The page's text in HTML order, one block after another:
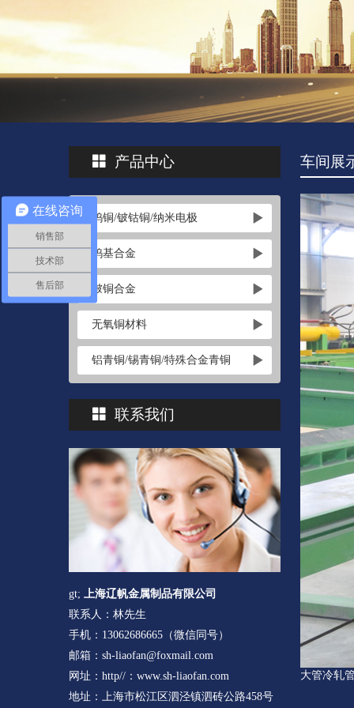
产品中心
钨铜/铍钴铜/纳米电极
钨基合金
铍铜合金
无氧铜材料
铝青铜/锡青铜/特殊合金青铜
联系我们
gt;
上海辽帆金属制品有限公司
联系人：林先生
手机：13062686665（微信同号）
邮箱：sh-liaofan@foxmail.com
网址：http//：www.sh-liaofan.com
地址：上海市松江区泗泾镇泗砖公路458号
车间展
大管冷轧
在线咨询
销售部
技术部
售后部